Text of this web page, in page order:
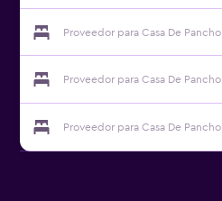
Proveedor para Casa De Pancho
Proveedor para Casa De Pancho
Proveedor para Casa De Pancho